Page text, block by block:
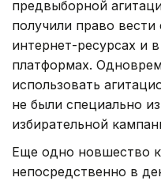
предвыборной
получили право
интернет-ресурсах и
платформах.
использовать
не были специально
избирательной
Еще одно новшество
непосредственно в